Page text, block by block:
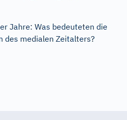
Jahre: Was bedeuteten die
des medialen Zeitalters?